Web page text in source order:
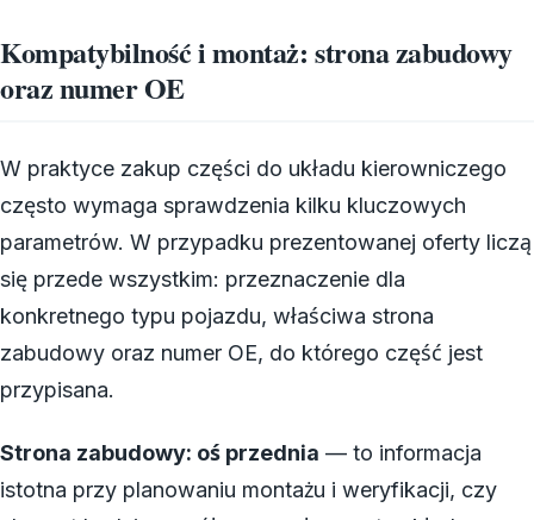
Kompatybilność i montaż: strona zabudowy
oraz numer OE
W praktyce zakup części do układu kierowniczego
często wymaga sprawdzenia kilku kluczowych
parametrów. W przypadku prezentowanej oferty liczą
się przede wszystkim: przeznaczenie dla
konkretnego typu pojazdu, właściwa strona
zabudowy oraz numer OE, do którego część jest
przypisana.
Strona zabudowy: oś przednia — to informacja
istotna przy planowaniu montażu i weryfikacji, czy